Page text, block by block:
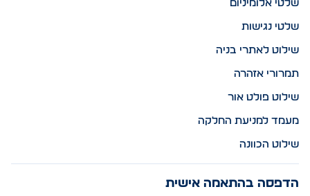
שלטי אלומיניום
שלטי נגישות
שילוט לאתרי בניה
תמרורי אזהרה
שילוט פולט אור
מעמד למניעת החלקה
שילוט הכוונה
הדפסה בהתאמה אישית